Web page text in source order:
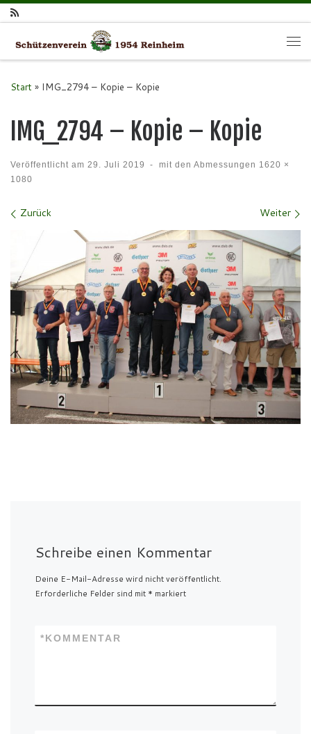
Zum Inhalt springen
Start » IMG_2794 – Kopie – Kopie
IMG_2794 – Kopie – Kopie
Veröffentlicht am 29. Juli 2019 - mit den Abmessungen 1620 ×
1080
Bilder Navigation
Zurück Weiter
Schreibe einen Kommentar
Deine E-Mail-Adresse wird nicht veröffentlicht.
Erforderliche Felder sind mit * markiert
KOMMENTAR
*